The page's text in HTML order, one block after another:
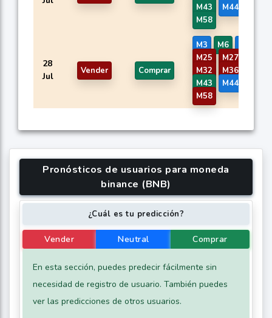
M43
M44
M58
28
Jul
Vender Comprar
M3 M6
M25
M27
M32
M36
M43
M44
M58
Pronósticos de usuarios para moneda
binance (BNB)
¿Cuál es tu predicción?
Vender Neutral Comprar
En esta sección, puedes predecir fácilmente sin
necesidad de registro de usuario. También puedes
ver las predicciones de otros usuarios.